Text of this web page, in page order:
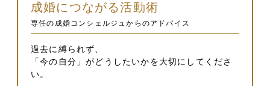
成婚につながる活動術
専任の成婚コンシェルジュからのアドバイス
過去に縛られず、
「今の自分」がどうしたいかを大切にしてくださ
い。